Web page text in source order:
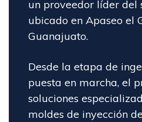
un proveedor líder del
ubicado en Apaseo el
Guanajuato.
Desde la etapa de
puesta en marcha, el
soluciones
moldes de inyección